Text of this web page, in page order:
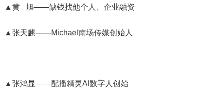
▲黄 旭——缺钱找他个人、企业融资
▲张天麒——Michael南场传媒创始人
▲张鸿显——配播精灵AI数字人创始